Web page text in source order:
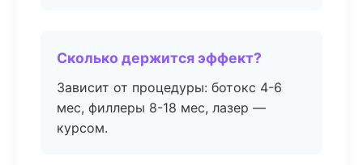
Сколько держится эффект?
Зависит от процедуры: ботокс 4-6
мес, филлеры 8-18 мес, лазер —
курсом.